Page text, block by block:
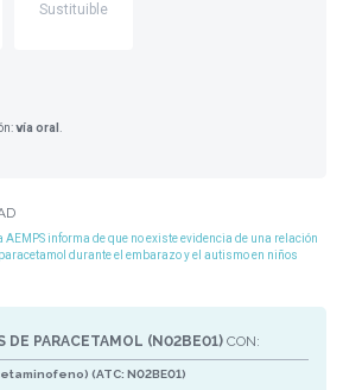
Sustituible
vía oral
AEMPS informa de que no existe evidencia de una relación
durante el embarazo y el autismo en niños
DE PARACETAMOL (N02BE01) CON:
(ATC: N02BE01)